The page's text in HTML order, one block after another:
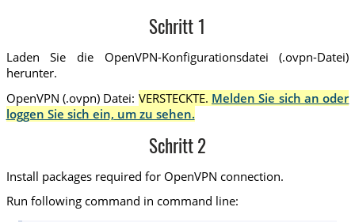
Schritt 1
Laden Sie die OpenVPN-Konfigurationsdatei (.ovpn-Datei)
herunter.
OpenVPN (.ovpn) Datei: VERSTECKTE. Melden Sie sich an oder
loggen Sie sich ein, um zu sehen.
Schritt 2
Install packages required for OpenVPN connection.
Run following command in command line: